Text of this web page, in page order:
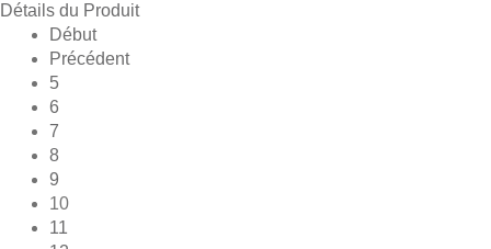
Détails du Produit
Début
Précédent
5
6
7
8
9
10
11